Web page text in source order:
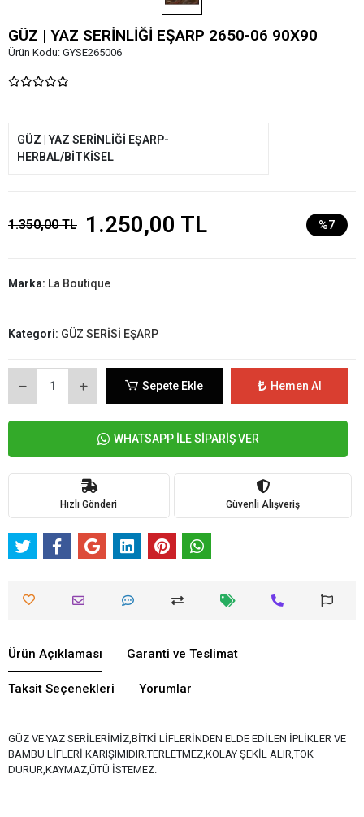
GÜZ | YAZ SERİNLİĞİ EŞARP 2650-06 90X90
Ürün Kodu: GYSE265006
GÜZ | YAZ SERİNLİĞİ EŞARP-
HERBAL/BİTKİSEL
1.350,00 TL 1.250,00 TL %7
Marka: La Boutique
Kategori: GÜZ SERİSİ EŞARP
Sepete Ekle Hemen Al
WHATSAPP İLE SİPARİŞ VER
Hızlı Gönderi Güvenli Alışveriş
Ürün Açıklaması Garanti ve Teslimat
Taksit Seçenekleri Yorumlar
GÜZ VE YAZ SERİLERİMİZ,BİTKİ LİFLERİNDEN ELDE EDİLEN İPLİKLER VE
BAMBU LİFLERİ KARIŞIMIDIR.TERLETMEZ,KOLAY ŞEKİL ALIR,TOK
DURUR,KAYMAZ,ÜTÜ İSTEMEZ.